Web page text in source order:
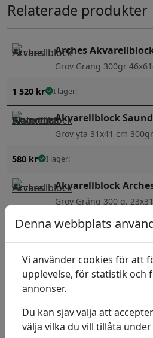
Relaterade produkter
Arches
Grov Gräng 300gr
1 520 kr I lager:
Akvarellblock
Grov yta 31x41 cm
580 kr I lager:
Akvarellblock
Grov Gräng 300 g,
585kr I lager:
Arches
Fin Gräng 300gr
1 520 kr I lager:
Arches
Denna webbplats
Vi använder cookies för att
upplevelse, för statistik och
annonser.
Du kan sjäv välja att
välja vilka du vill tillåta